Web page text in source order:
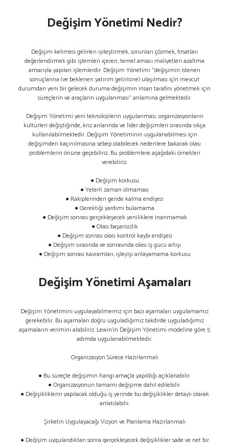
Değişim Yönetimi Nedir?
Değişim kelimesi gelirleri iyileştirmek, sorunları çözmek, fırsatları
değerlendirmek gibi işlemleri içeren, temel amacı maliyetleri azaltma
amacıyla yapılan işlemlerdir. Değişim Yönetimi “değişimin istenen
sonuçlarına (ve beklenen yatırım getirisine) ulaşılması için mevcut
durumdan yeni bir gelecek duruma değişimin insan tarafını yönetmek için
süreçlerin ve araçların uygulanması” anlamına gelmektedir.
Değişim Yönetimi yeni teknolojilerin uygulanması, organizasyonların
kültürleri değiştiğinde, kriz anlarında ve lider değişimleri sırasında sıkça
kullanılabilmektedir. Değişim Yönetiminin uygulanabilmesi için
değişimden kaçınılmasına sebep olabilecek nedenlere bakarak olası
problemlerin önüne geçebiliriz. Bu problemlere aşağıdaki örnekleri
verebiliriz.
● Değişim korkusu
● Yeterli zaman olmaması
● Rakiplerinden geride kalma endişesi
● Gerektiği yardımı bulamama
● Değişim sonrası gerçekleşecek yeniliklere inanmamak
● Olası başarısızlık
● Değişim sonrası olası kontrol kaybı endişesi
● Değişim sırasında ve sonrasında olası iş gücü artışı
● Değişim sonrası kavramları, işleyişi anlayamama korkusu
Değişim Yönetimi Aşamaları
Değişim Yönetimini uygulayabilmemiz için bazı aşamaları uygulamamız
gerekebilir. Bu aşamaları doğru uyguladığımız takdirde uyguladığımız
aşamaların verimini alabiliriz. Lewin’in Değişim Yönetimi modeline göre 5
adımda uygulanabilmektedir.
Organizasyon Sürece Hazırlanmalı
● Bu süreçte değişimin hangi amaçla yapıldığı açıklanabilir.
● Organizasyonun tamamı değişime dahil edilebilir.
● Değişikliklerin yapılacak olduğu iş yerinde bu değişiklikler detaylı olarak
anlatılabilir.
Şirketin Uygulayacağı Vizyon ve Planlama Hazırlanmalı
● Değişim uygulandıktan sonra gerçekleşecek değişiklikler sade ve net bir